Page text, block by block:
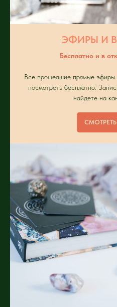
ЭФИРЫ И
Бесплатно и в
Все прошедшие прямые эфиры
посмотреть бесплатно.
найдете на